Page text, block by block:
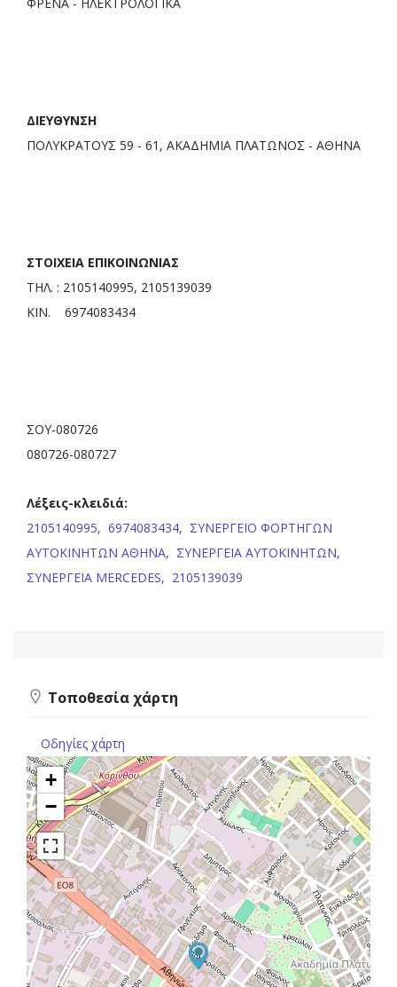
ΔΙΕΥΘΥΝΣΗ
ΠΟΛΥΚΡΑΤΟΥΣ 59 - 61, ΑΚΑΔΗΜΙΑ ΠΛΑΤΩΝΟΣ - ΑΘΗΝΑ
ΣΤΟΙΧΕΙΑ ΕΠΙΚΟΙΝΩΝΙΑΣ
ΤΗΛ. : 2105140995, 2105139039
ΚΙΝ. 6974083434
ΣΟΥ-080726
080726-080727
Λέξεις-κλειδιά:
2105140995, 6974083434, ΣΥΝΕΡΓΕΙΟ ΦΟΡΤΗΓΩΝ
ΑΥΤΟΚΙΝΗΤΩΝ ΑΘΗΝΑ, ΣΥΝΕΡΓΕΙΑ ΑΥΤΟΚΙΝΗΤΩΝ,
ΣΥΝΕΡΓΕΙΑ MERCEDES, 2105139039
Τοποθεσία χάρτη
Οδηγίες χάρτη
+
−